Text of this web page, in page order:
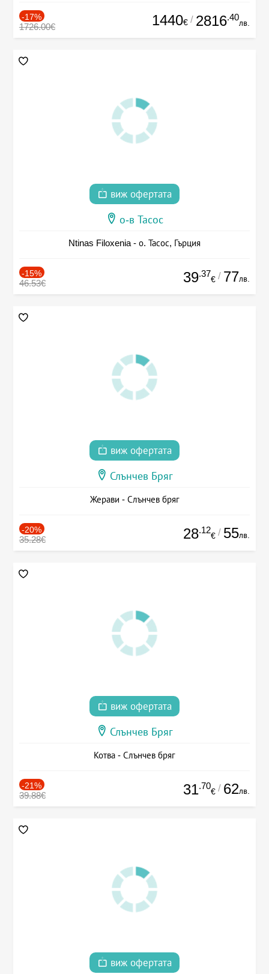
-17%
1726.00€ 1440€ / 2816.40
лв.
виж офертата
о-в Тасос
Ntinas Filoxenia - о. Тасос, Гърция
-15%
46.53€ 39.37
€ / 77лв.
виж офертата
Слънчев Бряг
Жерави - Слънчев бряг
-20%
35.28€ 28.12
€ / 55лв.
виж офертата
Слънчев Бряг
Котва - Слънчев бряг
-21%
39.88€ 31.70
€ / 62лв.
виж офертата